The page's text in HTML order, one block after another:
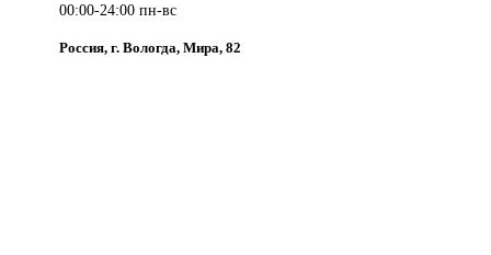
00:00-24:00 пн-вс
Россия, г. Вологда, Мира, 82